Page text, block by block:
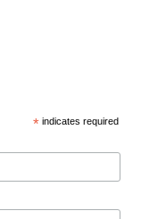
* indicates required